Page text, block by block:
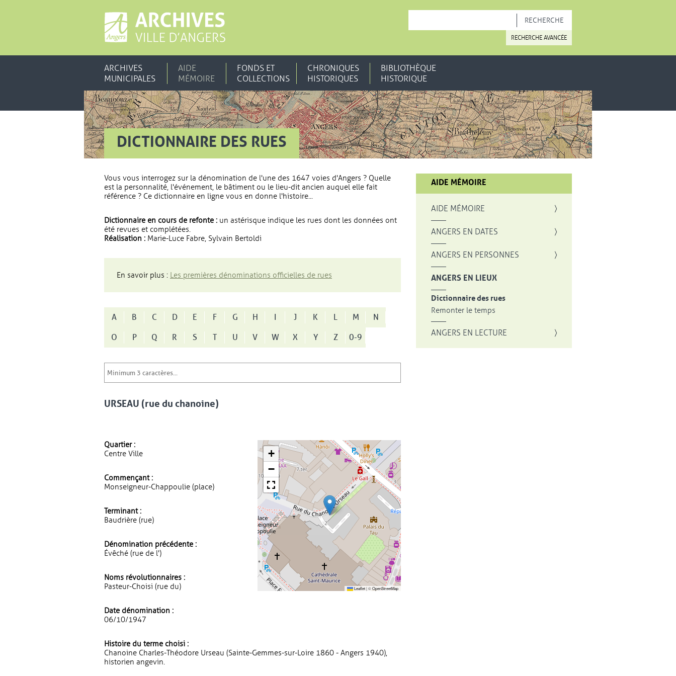
RECHERCHE AVANCÉE
ARCHIVES
MUNICIPALES
AIDE
MÉMOIRE
FONDS ET
COLLECTIONS
CHRONIQUES
HISTORIQUES
BIBLIOTHÈQUE
HISTORIQUE
DICTIONNAIRE DES RUES
Vous vous interrogez sur la dénomination de l'une des 1647 voies d'Angers ? Quelle
est la personnalité, l'événement, le bâtiment ou le lieu-dit ancien auquel elle fait
référence ? Ce dictionnaire en ligne vous en donne l'histoire...
Dictionnaire en cours de refonte : un astérisque indique les rues dont les données ont
été revues et complétées.
Réalisation : Marie-Luce Fabre, Sylvain Bertoldi
En savoir plus : Les premières dénominations officielles de rues
A B C D E F G H I J K L M
N
O
P Q R S T U V W X Y Z 0-9
URSEAU (rue du chanoine)
Quartier :
Centre Ville
Commençant :
Monseigneur-Chappoulie (place)
Terminant :
Baudrière (rue)
Dénomination précédente :
Évêché (rue de l')
Noms révolutionnaires :
Pasteur-Choisi (rue du)
Date dénomination :
06/10/1947
+
−
Leaflet|©OpenStreetMap
Histoire du terme choisi :
Chanoine Charles-Théodore Urseau (Sainte-Gemmes-sur-Loire 1860 - Angers 1940),
historien angevin.
AIDE MÉMOIRE
AIDE MÉMOIRE
ANGERS EN DATES
ANGERS EN PERSONNES
ANGERS EN LIEUX
Dictionnaire des rues
Remonter le temps
ANGERS EN LECTURE